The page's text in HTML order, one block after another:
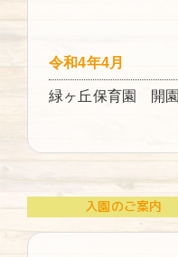
令和4年4月
緑ヶ丘保育園 開園
入園のご案内